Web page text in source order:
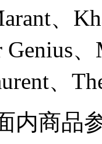
、
Genius
、
内商品